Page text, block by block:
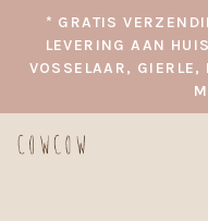
* GRATIS
LEVERING AAN
VOSSELAAR, GIERLE,